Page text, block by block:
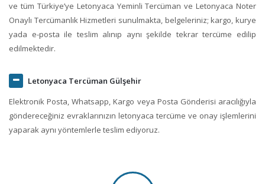
ve tüm Türkiye’ye Letonyaca Yeminli Tercüman ve Letonyaca Noter
Onaylı Tercümanlık Hizmetleri sunulmakta, belgeleriniz; kargo, kurye
yada e-posta ile teslim alınıp aynı şekilde tekrar tercüme edilip
edilmektedir.
Letonyaca Tercüman Gülşehir
Elektronik Posta, Whatsapp, Kargo veya Posta Gönderisi aracılığıyla
göndereceğiniz evraklarınızın letonyaca tercüme ve onay işlemlerini
yaparak aynı yöntemlerle teslim ediyoruz.